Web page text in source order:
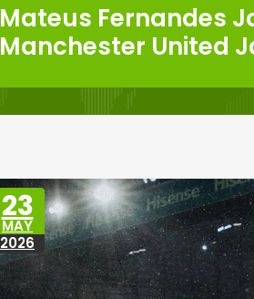
Mateus Fernandes
Manchester United
23
MAY
2026